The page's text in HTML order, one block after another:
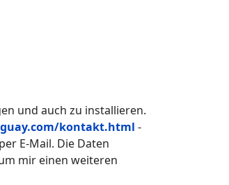
und auch zu installieren.
kontakt.html -
E-Mail. Die Daten
mir einen weiteren